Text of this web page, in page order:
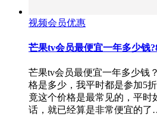
视频会员优惠
芒果tv会员最便宜一年多少钱
芒果tv会员最便宜一年多少钱
格是多少，我平时都是参加5
竟这个价格是最常见的，平时
话，就已经算是非常便宜的